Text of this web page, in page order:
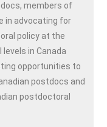
members of
in advocating for
policy at the
in Canada
opportunities to
postdocs and
postdoctoral